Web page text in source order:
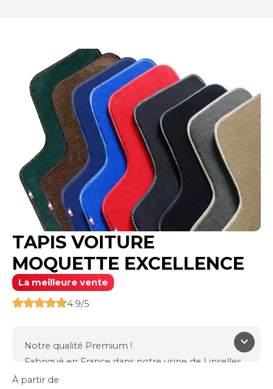
TAPIS VOITURE
MOQUETTE EXCELLENCE
La meilleure vente
4.9/5
keyboard_arrow_down
Notre qualité Premium !
Fabriqué en France dans notre usine de Linselles
(59)
À partir de